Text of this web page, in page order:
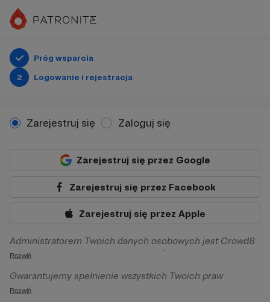
Próg wsparcia
2
Logowanie i rejestracja
Zarejestruj się Zaloguj się
Zarejestruj się przez Google
Zarejestruj się przez Facebook
Zarejestruj się przez Apple
Administratorem Twoich danych osobowych jest Crowd8
sp. z o.o. z siedziba w Warszawie, ul. Żwirki i Wigury 16, 02-
092 Warszawa. Twoje dane osobowe będą przetwarzane w
szczególności w celu wykonania umowy zawartej z Tobą, w
Rozwiń
Gwarantujemy spełnienie wszystkich Twoich praw
wynikających z ogólnego rozporządzenia o ochronie
Rozwiń